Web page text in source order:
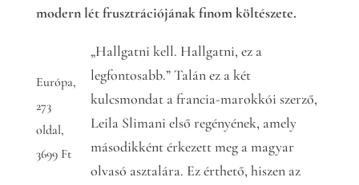
modern lét frusztrációjának finom költészete.
Európa,
273
oldal,
3699 Ft
„Hallgatni kell. Hallgatni, ez a
legfontosabb.” Talán ez a két
kulcsmondat a francia-marokkói szerző,
Leila Slimani első regényének, amely
másodikként érkezett meg a magyar
olvasó asztalára. Ez érthető, hiszen az